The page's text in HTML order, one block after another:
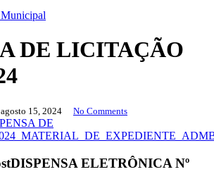
DE LICITAÇÃO
agosto 15, 2024 No Comments
DE
DISPENSA ELETRÔNICA Nº